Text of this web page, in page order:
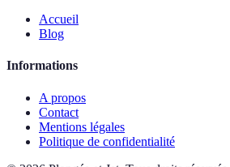
Accueil
Blog
Informations
A propos
Contact
Mentions légales
Politique de confidentialité